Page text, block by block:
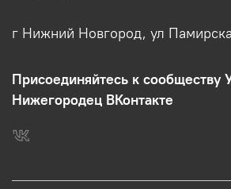
г Нижний Новгород, ул
Присоединяйтесь к сообществу
Нижегородец ВКонтакте